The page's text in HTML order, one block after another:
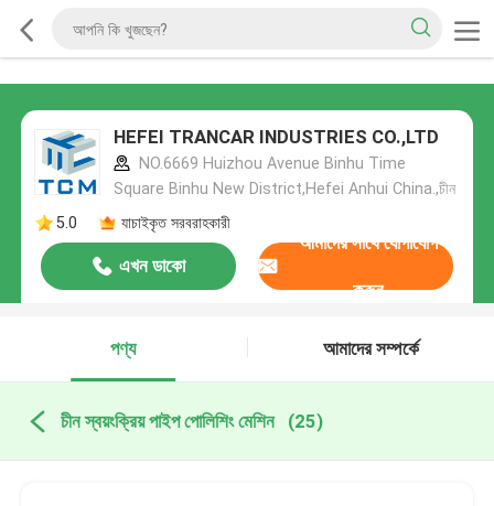
HEFEI TRANCAR INDUSTRIES CO.,LTD
NO.6669 Huizhou Avenue Binhu Time
Square Binhu New District,Hefei Anhui China.,চীন
5.0
যাচাইকৃত সরবরাহকারী
এখন ডাকো
আমাদের সাথে যোগাযোগ
করুন
পণ্য আমাদের সম্পর্কে
চীন স্বয়ংক্রিয় পাইপ পোলিশিং মেশিন (25)